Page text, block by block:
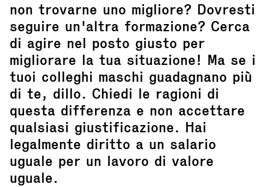
non trovarne uno migliore? Dovresti
seguire un'altra formazione? Cerca
di agire nel posto giusto per
migliorare la tua situazione! Ma se i
tuoi colleghi maschi guadagnano più
di te, dillo. Chiedi le ragioni di
questa differenza e non accettare
qualsiasi giustificazione. Hai
legalmente diritto a un salario
uguale per un lavoro di valore
uguale.